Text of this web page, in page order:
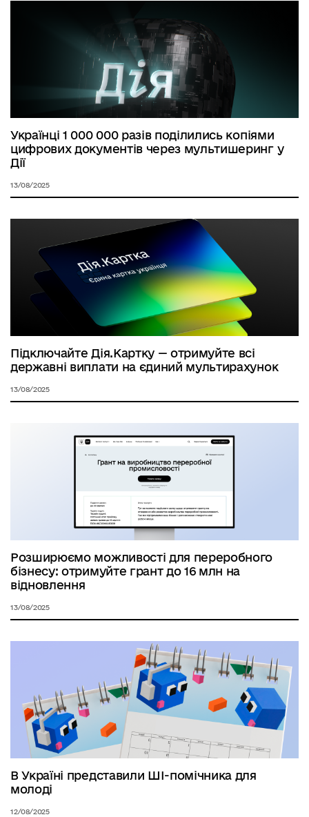
Українці 1 000 000 разів поділились копіями
цифрових документів через мультишеринг у
Дії
13/08/2025
Підключайте Дія.Картку — отримуйте всі
державні виплати на єдиний мультирахунок
13/08/2025
Розширюємо можливості для переробного
бізнесу: отримуйте грант до 16 млн на
відновлення
13/08/2025
В Україні представили ШІ-помічника для
молоді
12/08/2025